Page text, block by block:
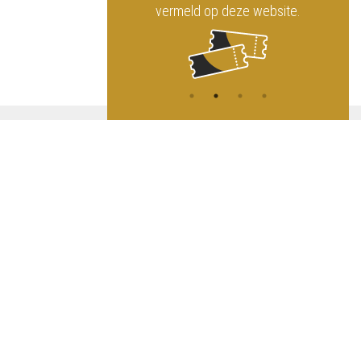
vermeld op deze website.